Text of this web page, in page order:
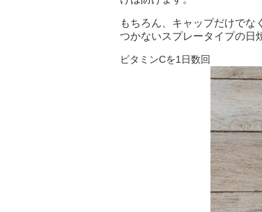
もちろん、キャップだけでな
つかないスプレータイプの日
ビタミンCを1日数回